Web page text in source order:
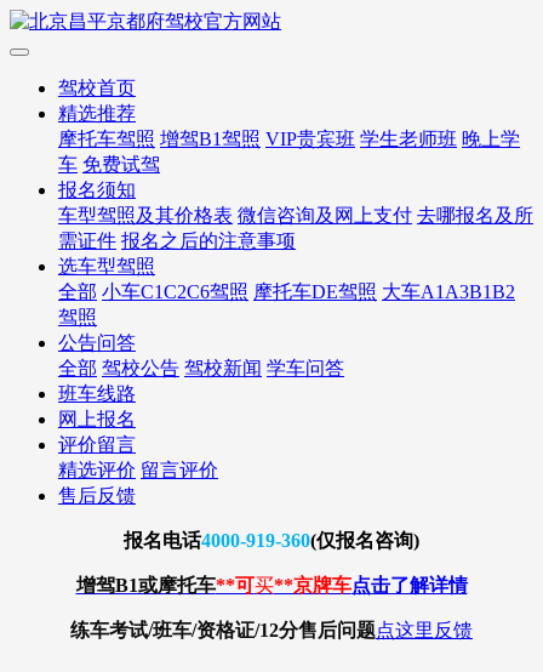
驾校首页
精选推荐
摩托车驾照 增驾B1驾照 VIP贵宾班 学生老师班 晚上学
车 免费试驾
报名须知
车型驾照及其价格表 微信咨询及网上支付 去哪报名及所
需证件 报名之后的注意事项
选车型驾照
全部 小车C1C2C6驾照 摩托车DE驾照 大车A1A3B1B2
驾照
公告问答
全部 驾校公告 驾校新闻 学车问答
班车线路
网上报名
评价留言
精选评价 留言评价
售后反馈
报名电话4000-919-360(仅报名咨询)
增驾B1或摩托车**可买**京牌车点击了解详情
练车考试/班车/资格证/12分售后问题点这里反馈